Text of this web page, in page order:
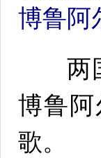
博鲁阿
两国
博鲁
歌。